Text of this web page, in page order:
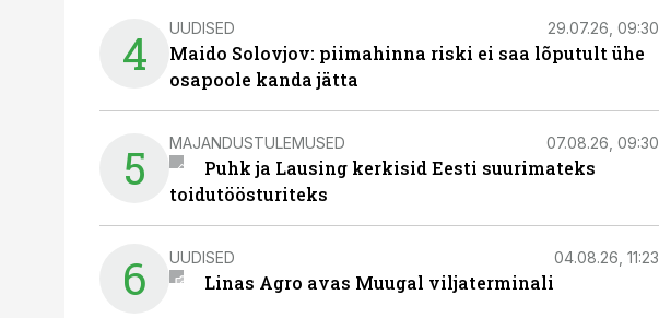
4 UUDISED 29.07.26, 09:30
Maido Solovjov: piimahinna riski ei saa lõputult ühe
osapoole kanda jätta
5 MAJANDUSTULEMUSED 07.08.26, 09:30
Puhk ja Lausing kerkisid Eesti suurimateks
toidutöösturiteks
6 UUDISED 04.08.26, 11:23
Linas Agro avas Muugal viljaterminali